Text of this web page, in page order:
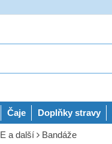
Čaje Doplňky stravy
a další Bandáže